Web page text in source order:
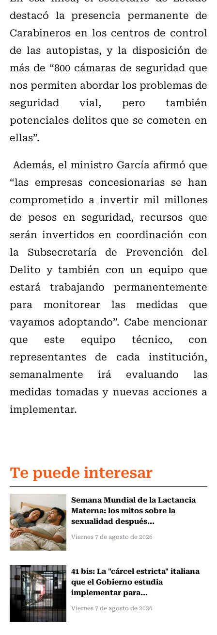
destacó la presencia permanente de
Carabineros en los centros de control
de las autopistas, y la disposición de
más de “800 cámaras de seguridad que
nos permiten abordar los problemas de
seguridad vial, pero también
potenciales delitos que se cometen en
ellas”.
Además, el ministro García afirmó que
“las empresas concesionarias se han
comprometido a invertir mil millones
de pesos en seguridad, recursos que
serán invertidos en coordinación con
la Subsecretaría de Prevención del
Delito y también con un equipo que
estará trabajando permanentemente
para monitorear las medidas que
vayamos adoptando”. Cabe mencionar
que este equipo técnico, con
representantes de cada institución,
semanalmente irá evaluando las
medidas tomadas y nuevas acciones a
implementar.
Te puede interesar
Semana Mundial de la Lactancia
Materna: los mitos sobre la
sexualidad después...
Viernes 7 de agosto de 2026
41 bis: La "cárcel estricta" italiana
que el Gobierno estudia
implementar para...
Viernes 7 de agosto de 2026